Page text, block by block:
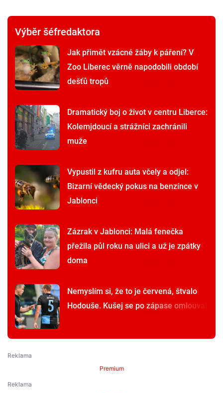
Výběr šéfredaktora
Jak přimět vzácné žáby k páření? V
Zoo Liberec věrně napodobili období
dešťů tropů
Dramatický boj o život v centru Liberce:
Kolemjdoucí a strážníci zachránili
muže
Vypustil z kufru auta včely a odjel:
Bizarní vědecký pokus na benzínce v
Jablonci
Zázrak v Jablonci: Malá fenečka
přežila půl roku na ulici a už je zpátky
doma
Nemyslím si, že to je červená, štvalo
Hodouše. Kušej se po zápase omlouval
Premium